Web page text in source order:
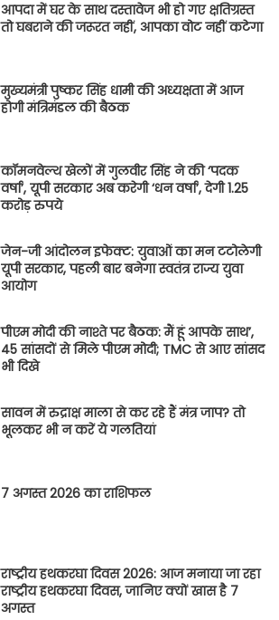
आपदा में घर के साथ दस्तावेज भी हो गए क्षतिग्रस्त
तो घबराने की जरूरत नहीं, आपका वोट नहीं कटेगा
मुख्यमंत्री पुष्कर सिंह धामी की अध्यक्षता में आज
होगी मंत्रिमंडल की बैठक
कॉमनवेल्थ खेलों में गुलवीर सिंह ने की ‘पदक
वर्षा’, यूपी सरकार अब करेगी ‘धन वर्षा’, देगी 1.25
करोड़ रुपये
जेन-जी आंदोलन इफेक्ट: युवाओं का मन टटोलेगी
यूपी सरकार, पहली बार बनेगा स्वतंत्र राज्य युवा
आयोग
पीएम मोदी की नाश्ते पर बैठक: मैं हूं आपके साथ’,
45 सांसदों से मिले पीएम मोदी; TMC से आए सांसद
भी दिखे
सावन में रुद्राक्ष माला से कर रहे हैं मंत्र जाप? तो
भूलकर भी न करें ये गलतियां
7 अगस्त 2026 का राशिफल
राष्ट्रीय हथकरघा दिवस 2026: आज मनाया जा रहा
राष्ट्रीय हथकरघा दिवस, जानिए क्यों खास है 7
अगस्त